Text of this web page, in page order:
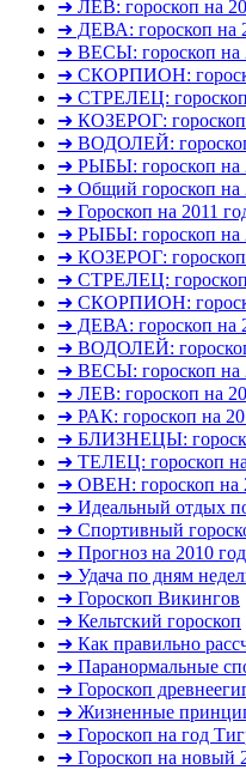
➜ ЛЕВ: гороскоп на
➜ ДЕВА: гороскоп на
➜ ВЕСЫ: гороскоп на
➜ СКОРПИОН:
➜ СТРЕЛЕЦ: гороскоп
➜ КОЗЕРОГ: гороскоп
➜ ВОДОЛЕЙ:
➜ РЫБЫ: гороскоп на
➜ Общий гороскоп на
➜ Гороскоп на 2011
➜ РЫБЫ: гороскоп на
➜ КОЗЕРОГ: гороскоп
➜ СТРЕЛЕЦ: гороскоп
➜ СКОРПИОН:
➜ ДЕВА: гороскоп на
➜ ВОДОЛЕЙ:
➜ ВЕСЫ: гороскоп на
➜ ЛЕВ: гороскоп на
➜ РАК: гороскоп на
➜ БЛИЗНЕЦЫ:
➜ ТЕЛЕЦ: гороскоп
➜ ОВЕН: гороскоп на
➜ Идеальный отдых
➜ Спортивный
➜ Прогноз на 2010
➜ Удача по дням
➜ Гороскоп Викингов
➜ Кельтский гороскоп
➜ Как правильно
➜ Паранормальные
➜ Гороскоп
➜ Жизненные
➜ Гороскоп на год
➜ Гороскоп на новый